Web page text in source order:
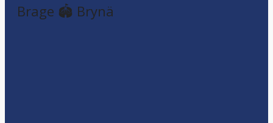
Brage 🏟️ Brynä